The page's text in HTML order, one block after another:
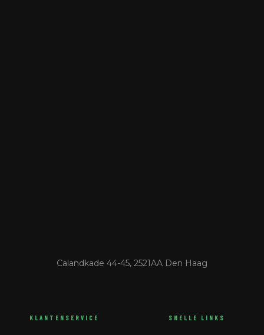
Calandkade 44-45, 2521AA Den Haag
KLANTENSERVICE SNELLE LINKS